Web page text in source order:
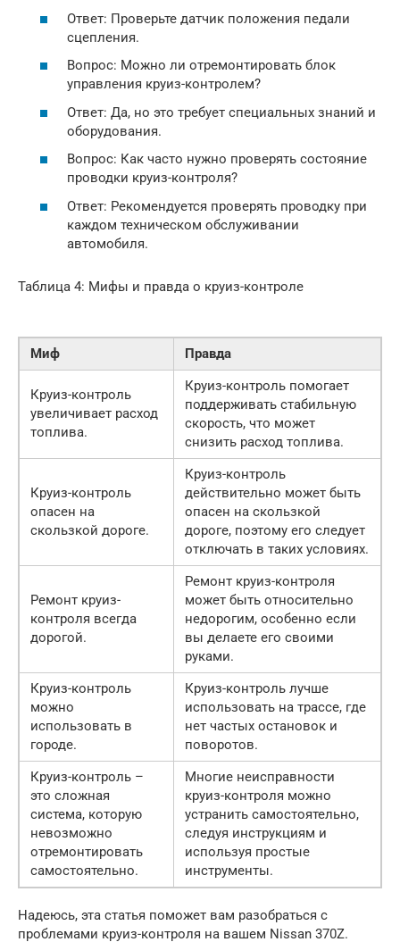
Ответ: Проверьте датчик положения педали
сцепления.
Вопрос: Можно ли отремонтировать блок
управления круиз-контролем?
Ответ: Да, но это требует специальных знаний и
оборудования.
Вопрос: Как часто нужно проверять состояние
проводки круиз-контроля?
Ответ: Рекомендуется проверять проводку при
каждом техническом обслуживании
автомобиля.
Таблица 4: Мифы и правда о круиз-контроле
Миф Правда
Круиз-контроль
увеличивает расход
топлива.
Круиз-контроль помогает
поддерживать стабильную
скорость, что может
снизить расход топлива.
Круиз-контроль
опасен на
скользкой дороге.
Круиз-контроль
действительно может быть
опасен на скользкой
дороге, поэтому его следует
отключать в таких условиях.
Ремонт круиз-
контроля всегда
дорогой.
Ремонт круиз-контроля
может быть относительно
недорогим, особенно если
вы делаете его своими
руками.
Круиз-контроль
можно
использовать в
городе.
Круиз-контроль лучше
использовать на трассе, где
нет частых остановок и
поворотов.
Круиз-контроль –
это сложная
система, которую
невозможно
отремонтировать
самостоятельно.
Многие неисправности
круиз-контроля можно
устранить самостоятельно,
следуя инструкциям и
используя простые
инструменты.
Надеюсь, эта статья поможет вам разобраться с
проблемами круиз-контроля на вашем Nissan 370Z.